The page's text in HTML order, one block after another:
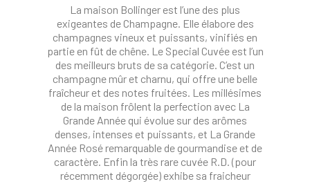
La maison Bollinger est l’une des plus
exigeantes de Champagne. Elle élabore des
champagnes vineux et puissants, vinifiés en
partie en fût de chêne. Le Special Cuvée est l’un
des meilleurs bruts de sa catégorie. C’est un
champagne mûr et charnu, qui offre une belle
fraîcheur et des notes fruitées. Les millésimes
de la maison frôlent la perfection avec La
Grande Année qui évolue sur des arômes
denses, intenses et puissants, et La Grande
Année Rosé remarquable de gourmandise et de
caractère. Enfin la très rare cuvée R.D. (pour
récemment dégorgée) exhibe sa fraicheur